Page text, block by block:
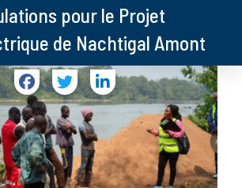
pour le Projet
de Nachtigal Amont